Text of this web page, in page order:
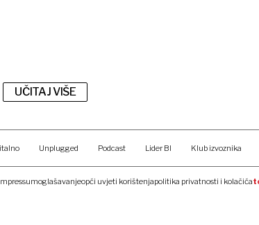
UČITAJ VIŠE
Unplugged Podcast Lider BI Klub izvoznika
oglašavanjeopći uvjeti korištenjapolitika privatnosti i kolačića